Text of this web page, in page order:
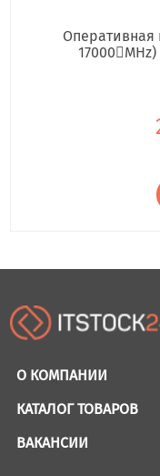
Оперативная
17000񢋕MHz)
О КОМПАНИИ
КАТАЛОГ ТОВАРОВ
ВАКАНСИИ